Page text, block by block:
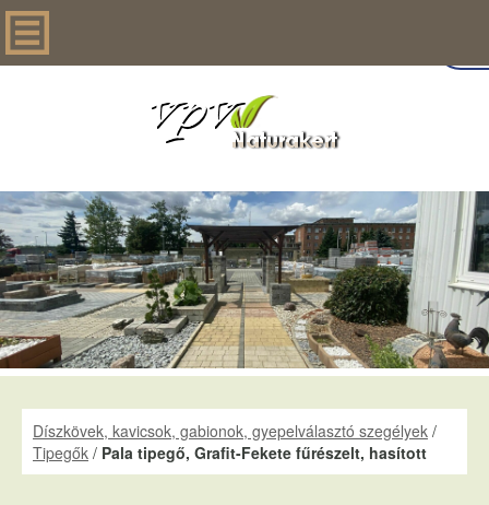
Díszkövek, kavicsok, gabionok, gyepelválasztó szegélyek /
Tipegők / Pala tipegő, Grafit-Fekete fűrészelt, hasított